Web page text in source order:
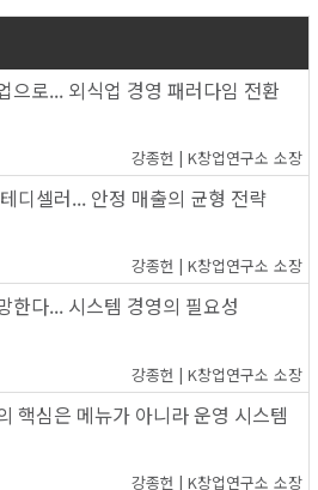
으로... 외식업 경영 패러다임 전환
강종헌 | K창업연구소 소장
디셀러... 안정 매출의 균형 전략
강종헌 | K창업연구소 소장
한다... 시스템 경영의 필요성
강종헌 | K창업연구소 소장
핵심은 메뉴가 아니라 운영 시스템
강종헌 | K창업연구소 소장